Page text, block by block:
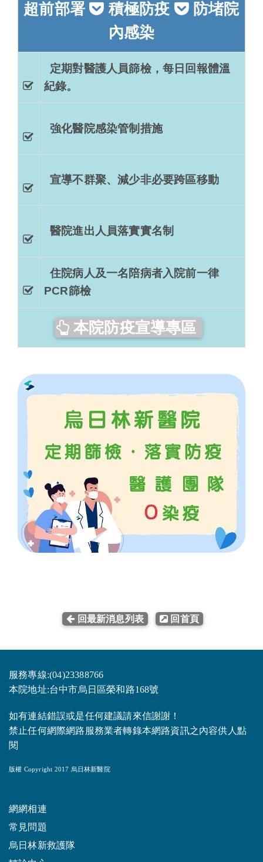
超前部署 積極防疫
防堵院
內感染
定期對醫護人員篩檢，每日回報體溫
紀錄。
強化醫院感染管制措施
宣導不群聚、減少非必要跨區移動
醫院進出人員落實實名制
住院病人及一名陪病者入院前一律
PCR篩檢
本院防疫宣導專區
回最新消息列表 回首頁
服務專線:(04)23388766
本院地址:台中市烏日區榮和路168號
如有連結錯誤或是任何建議請來信謝謝！
禁止任何網際網路服務業者轉錄本網路資訊之內容供人點
閱
版權 Copyright 2017 烏日林新醫院
網網相連
常見問題
烏日林新救護隊